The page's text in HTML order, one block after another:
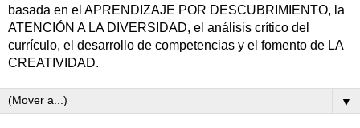
basada en el APRENDIZAJE POR DESCUBRIMIENTO, la
ATENCIÓN A LA DIVERSIDAD, el análisis crítico del
currículo, el desarrollo de competencias y el fomento de LA
CREATIVIDAD.
▼